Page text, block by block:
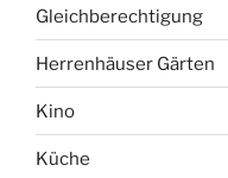
Gleichberechtigung
Herrenhäuser Gärten
Kino
Küche